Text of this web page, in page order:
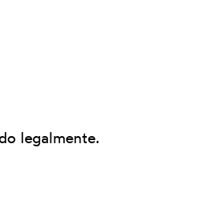
legalmente.